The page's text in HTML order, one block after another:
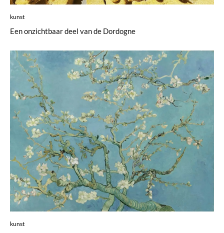
kunst
Een onzichtbaar deel van de Dordogne
kunst